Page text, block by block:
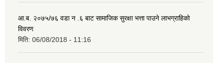
आ.ब. २०७५/७६ वडा न .६ बाट सामाजिक सुरक्षा भत्ता पाउने लाभग्राहिको
विवरण
मिति: 06/08/2018 - 11:16